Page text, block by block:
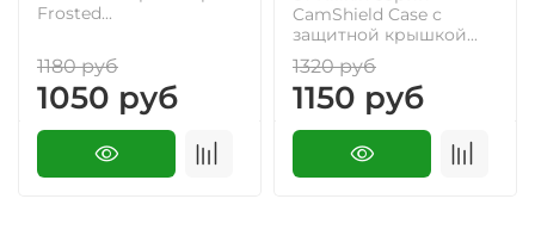
Frosted...
1180 руб
1050 руб
CamShield Case с
защитной крышкой...
1320 руб
1150 руб